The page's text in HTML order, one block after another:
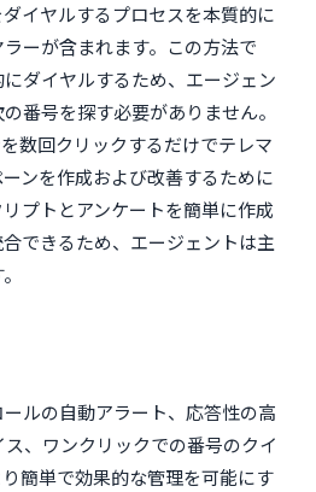
イヤルするプロセスを本質的に
ーが含まれます。この方法で
ダイヤルするため、エージェン
番号を探す必要がありません。
数回クリックするだけでテレマ
ンを作成および改善するために
プトとアンケートを簡単に作成
できるため、エージェントは主
ルの自動アラート、応答性の高
、ワンクリックでの番号のクイ
簡単で効果的な管理を可能にす